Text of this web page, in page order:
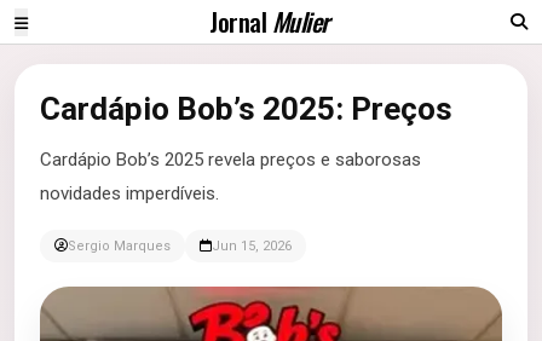
JornalMulier
Cardápio Bob’s 2025: Preços
Cardápio Bob’s 2025 revela preços e saborosas
novidades imperdíveis.
Sergio Marques Jun 15, 2026